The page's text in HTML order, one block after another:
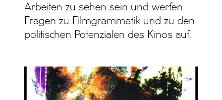
Arbeiten zu sehen sein und werfen
Fragen zu Filmgrammatik und zu den
politischen Potenzialen des Kinos auf.